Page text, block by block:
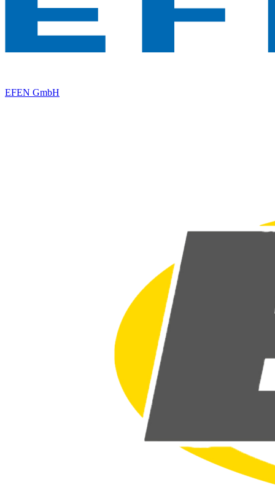
EFEN GmbH